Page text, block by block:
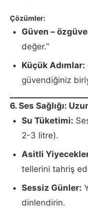
Çözümler:
Güven –
değer.”
Küçük Adımlar:
güvendiğiniz
6. Ses Sağlığı:
Su Tüketimi:
2-3 litre).
Asitli
tellerini tahriş
Sessiz Günler:
dinlendirin.